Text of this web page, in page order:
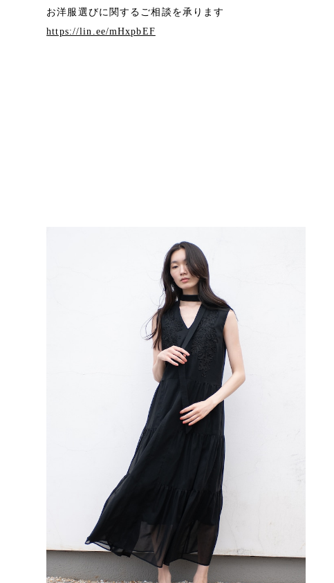
お洋服選びに関するご相談を承ります
https://lin.ee/mHxpbEF